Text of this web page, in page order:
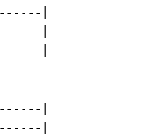
|
|
|
|
|